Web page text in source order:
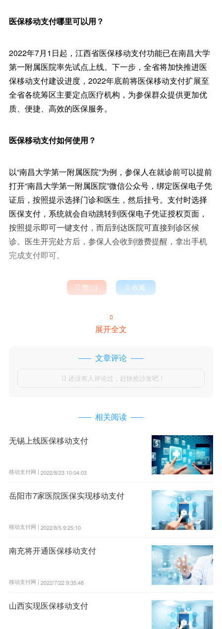
医保移动支付哪里可以用？
2022年7月1日起，江西省医保移动支付功能已在南昌大学
第一附属医院率先试点上线。下一步，全省将加快推进医
保移动支付建设进度，2022年底前将医保移动支付扩展至
全省各统筹区主要定点医疗机构，为参保群众提供更加优
质、便捷、高效的医保服务。
医保移动支付如何使用？
以“南昌大学第一附属医院”为例，参保人在就诊前可以提前
打开“南昌大学第一附属医院”微信公众号，绑定医保电子凭
证后，按照提示选择门诊和医生，然后挂号。支付时选择
医保支付，系统就会自动跳转到医保电子凭证授权页面，
按照提示即可一键支付，而后到达医院可直接到诊区候
诊。医生开完处方后，参保人会收到缴费提醒，拿出手机
完成支付即可。
 赞()  收藏

展开全文
文章评论
 还没有人评论过，赶快抢沙发吧！
相关阅读
无锡上线医保移动支付
移动支付网 | 2022/8/23 10:04:03
岳阳市7家医院医保实现移动支付
移动支付网 | 2022/8/5 9:25:10
南充将开通医保移动支付
移动支付网 | 2022/7/22 9:35:48
山西实现医保移动支付